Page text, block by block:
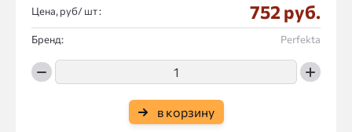
Цена, руб/ : 752 руб.
Бренд: Perfekta
в корзину